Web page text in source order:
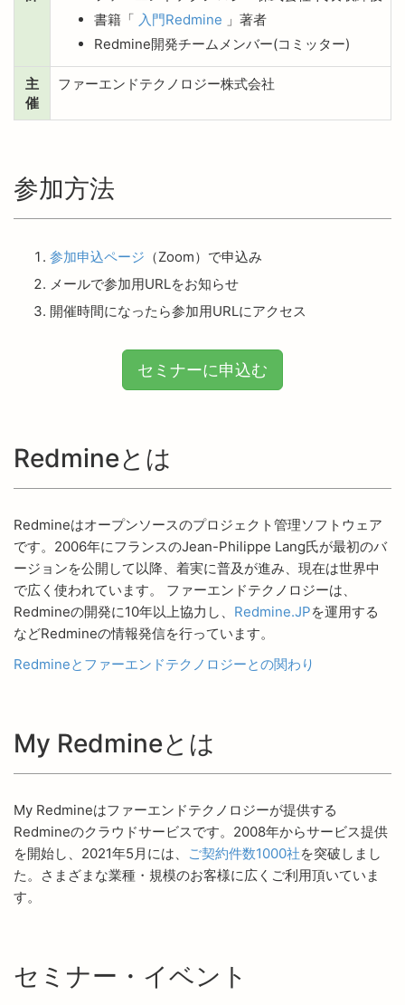
書籍「 入門Redmine 」著者
Redmine開発チームメンバー(コミッター)
主
催
ファーエンドテクノロジー株式会社
参加方法
参加申込ページ （Zoom）で申込み
メールで参加用URLをお知らせ
開催時間になったら参加用URLにアクセス
セミナーに申込む
Redmineとは
Redmineはオープンソースのプロジェクト管理ソフトウェア
です。2006年にフランスのJean-Philippe Lang氏が最初のバ
ージョンを公開して以降、着実に普及が進み、現在は世界中
で広く使われています。 ファーエンドテクノロジーは、
Redmineの開発に10年以上協力し、 Redmine.JPを運用する
などRedmineの情報発信を行っています。
Redmineとファーエンドテクノロジーとの関わり
My Redmineとは
My Redmineはファーエンドテクノロジーが提供する
Redmineのクラウドサービスです。2008年からサービス提供
を開始し、2021年5月には、
ご契約件数1000社を突破しまし
た。さまざまな業種・規模のお客様に広くご利用頂いていま
す。
セミナー・イベント